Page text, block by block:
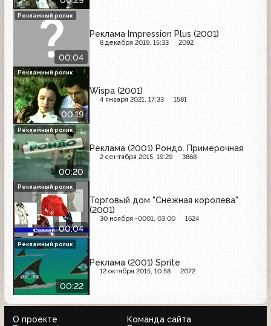
00:04
Реклама Impression Plus (2001)
8 декабря 2019, 15:33 2092
Рекламный ролик
00:19
Wispa (2001)
4 января 2021, 17:33 1581
Рекламный ролик
00:20
Реклама (2001) Рондо. Примерочная
2 сентября 2015, 19:29 3868
Рекламный ролик
00:04
Торговый дом "Снежная королева"
(2001)
30 ноября -0001, 03:00 1624
Рекламный ролик
00:22
Реклама (2001) Sprite
12 октября 2015, 10:58 2072
Рекламный ролик
О проекте
Команда сайта